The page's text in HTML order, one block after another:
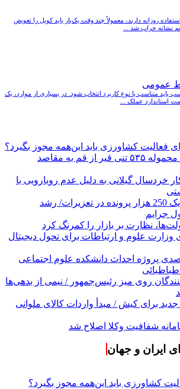
روزانه دارند، معمولاً چند وقت یک‌بار باید کویل را تعویض
نشانه خراب شد ...
عمومی
باید متناسب با نوع کاربرد انتخاب شود. در بسیاری از موارد، یک
استاندارد عملک ...
فعالیت کشاورزی باید این‌همه مجوز بگیرد؟
ارسال نخستین محموله ۵۳۵ تنی قیر از قم به مقاصد
خردسال گیلانی به دلیل عدم رویارویی با
رسیدگی به نزدیک 250 هزار پرونده در تعزیرات/ رشد
نظارت بر بازار را کمرنگ کرد
علوم و ارتباطات برای تحول دیجیتال
درصدی پروژه احداث دانشکده علوم اجتماعی
روی میز رئیس‌جمهور / نیمی از بدهی‌ها
برای کیش / مبدأ واردات کالای ملوانی
شفافیت وکلا اصلاح شد
ایران و جهان
کشاورزی باید این‌همه مجوز بگیرد؟